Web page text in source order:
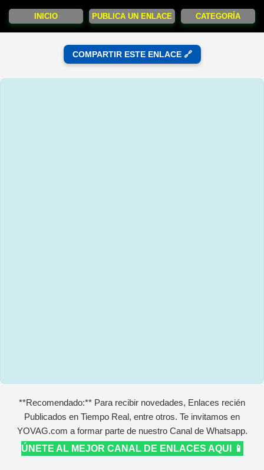
INICIO PUBLICA UN ENLACE CATEGORÍA
COMPARTIR ESTE ENLACE 🔗
**Recomendado:** Para recibir novedades, Enlaces recién
Publicados en Tiempo Real, entre otros. Te invitamos en
YOVAG.com a formar parte de nuestro Canal de Whatsapp.
ÚNETE AL MEJOR CANAL DE ENLACES AQUI 📱